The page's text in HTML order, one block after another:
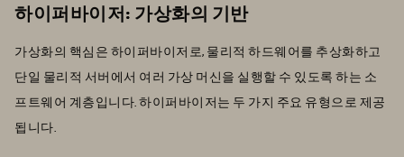
하이퍼바이저: 가상화의 기반
가상화의 핵심은 하이퍼바이저로, 물리적 하드웨어를 추상화하고
단일 물리적 서버에서 여러 가상 머신을 실행할 수 있도록 하는 소
프트웨어 계층입니다. 하이퍼바이저는 두 가지 주요 유형으로 제공
됩니다.